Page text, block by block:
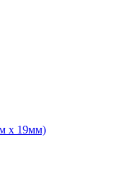
х 19мм)